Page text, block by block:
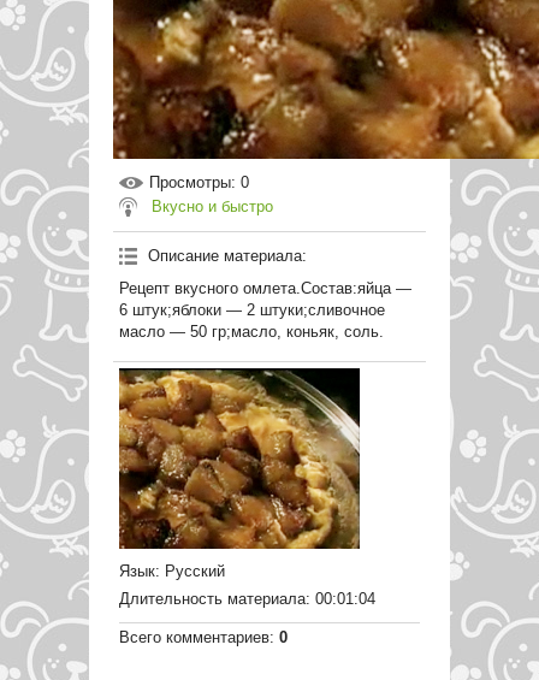
Просмотры: 0
Вкусно и быстро
Описание материала:
Рецепт вкусного омлета.Состав:яйца —
6 штук;яблоки — 2 штуки;сливочное
масло — 50 гр;масло, коньяк, соль.
Язык: Русский
Длительность материала: 00:01:04
Всего комментариев: 0